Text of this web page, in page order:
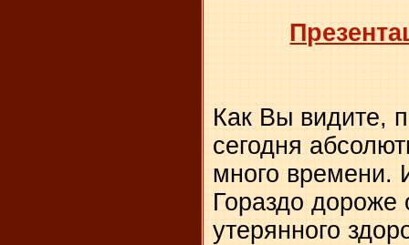
Как Вы видите,
сегодня
много времени.
Гораздо дороже
утерянного